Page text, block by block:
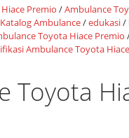
Premio /Ambulance
Katalog Ambulance/edukasi/
Toyota Hiace Premio
Ambulance Toyota
Toyota